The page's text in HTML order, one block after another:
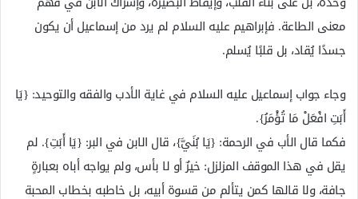
معنى الطاعة. فإبراهيم عليه السلام لم يرد من إسماعيل أن يكون
جسدًا يُقاد، بل قلبًا يُسلم.
وجاء جواب إسماعيل عليه السلام في غاية الأدب والفقه والتوحيد: {يَا
أَبَتِ افْعَلْ مَا تُؤْمَرُ}.
فكما قال الأب في الرحمة: {يَا بُنَيَّ}، قال الابن في البر: {يَا أَبَتِ}. لم
يقل في هذا الموقف المزلزل: خيرٌ أو لا بأس، ولم يواجه أباه بعبارةٍ
جافة، ولا قالها كمن يتألم من قسوة أبيه، بل خاطبه بخطاب المحبة